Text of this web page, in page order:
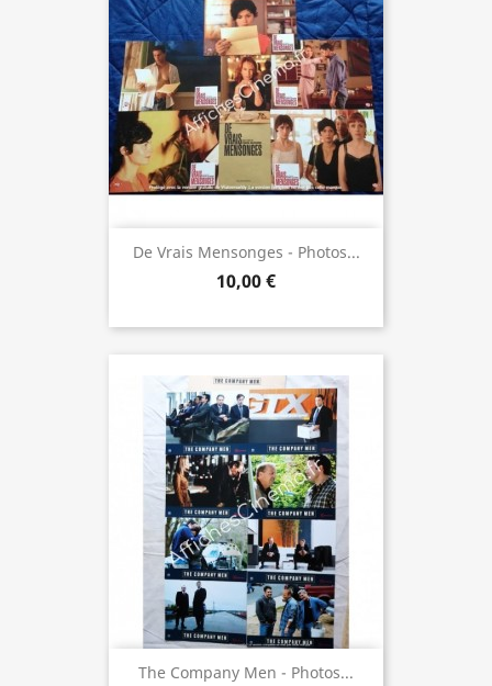
De Vrais Mensonges - Photos...
10,00 €
The Company Men - Photos...